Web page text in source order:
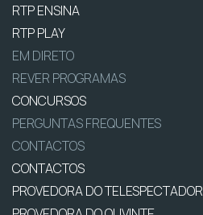
RTP ENSINA
RTP PLAY
EM DIRETO
REVER PROGRAMAS
CONCURSOS
PERGUNTAS FREQUENTES
CONTACTOS
CONTACTOS
PROVEDORA DO TELESPECTADOR